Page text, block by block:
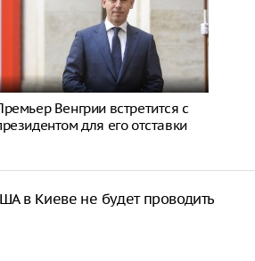
Венгрии встретится с
для его отставки
в Киеве не будет проводить